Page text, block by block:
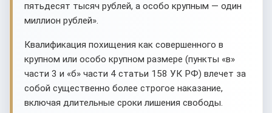
пятьдесят тысяч рублей, а особо крупным — один
миллион рублей».
Квалификация похищения как совершенного в
крупном или особо крупном размере (пункты «в»
части 3 и «б» части 4 статьи 158 УК РФ) влечет за
собой существенно более строгое наказание,
включая длительные сроки лишения свободы.